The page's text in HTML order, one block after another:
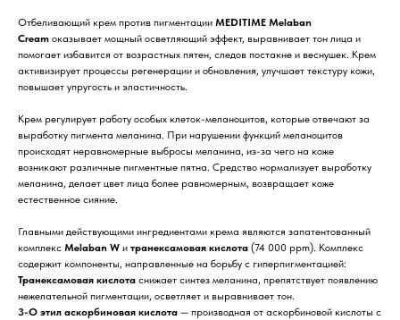
Отбеливающий крем против пигментации MEDITIME Melaban
Cream оказывает мощный осветляющий эффект, выравнивает тон лица и
помогает избавится от возрастных пятен, следов постакне и веснушек. Крем
активизирует процессы регенерации и обновления, улучшает текстуру кожи,
повышает упругость и эластичность.
Крем регулирует работу особых клеток-меланоцитов, которые отвечают за
выработку пигмента меланина. При нарушении функций меланоцитов
происходят неравномерные выбросы меланина, из-за чего на коже
возникают различные пигментные пятна. Средство нормализует выработку
меланина, делает цвет лица более равномерным, возвращает коже
естественное сияние.
Главными действующими ингредиентами крема являются запатентованный
комплекс Melaban W и транексамовая кислота (74 000 ppm). Комплекс
содержит компоненты, направленные на борьбу с гиперпигментацией:
Транексамовая кислота снижает синтез меланина, препятствует появлению
нежелательной пигментации, осветляет и выравнивает тон.
3-О этил аскорбиновая кислота — производная от аскорбиновой кислоты с